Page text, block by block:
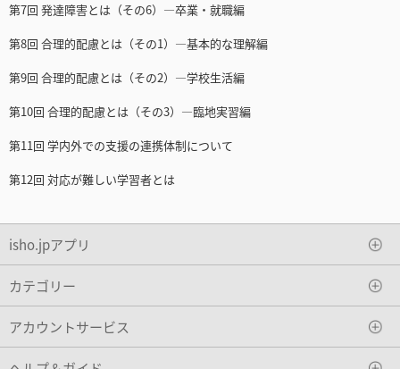
第7回 発達障害とは（その6）―卒業・就職編
第8回 合理的配慮とは（その1）―基本的な理解編
第9回 合理的配慮とは（その2）―学校生活編
第10回 合理的配慮とは（その3）―臨地実習編
第11回 学内外での支援の連携体制について
第12回 対応が難しい学習者とは
isho.jpアプリ
カテゴリー
アカウントサービス